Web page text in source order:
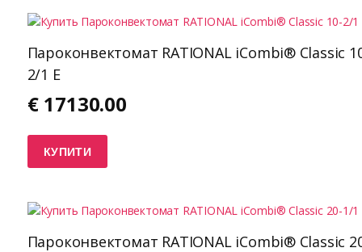
Пароконвектомат RATIONAL iCombi® Classic
2/1 E
€ 17130.00
КУПИТИ
Пароконвектомат RATIONAL iCombi® Classic